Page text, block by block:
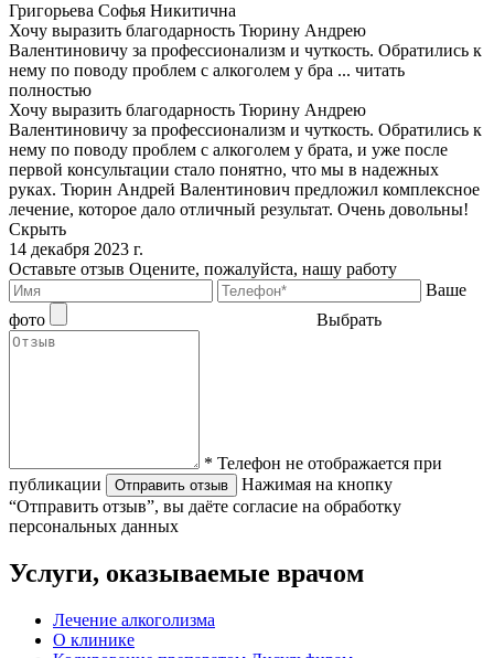
Григорьева Софья Никитична
Хочу выразить благодарность Тюрину Андрею
Валентиновичу за профессионализм и чуткость. Обратились к
нему по поводу проблем с алкоголем у бра ... читать
полностью
Хочу выразить благодарность Тюрину Андрею
Валентиновичу за профессионализм и чуткость. Обратились к
нему по поводу проблем с алкоголем у брата, и уже после
первой консультации стало понятно, что мы в надежных
руках. Тюрин Андрей Валентинович предложил комплексное
лечение, которое дало отличный результат. Очень довольны!
Скрыть
14 декабря 2023 г.
Оставьте отзыв Оцените, пожалуйста, нашу работу
Ваше
фото
Выбрать
* Телефон не отображается при
публикации
Отправить отзыв
Нажимая на кнопку
“Отправить отзыв”, вы даёте согласие на обработку
персональных данных
Услуги, оказываемые врачом
Лечение алкоголизма
О клинике